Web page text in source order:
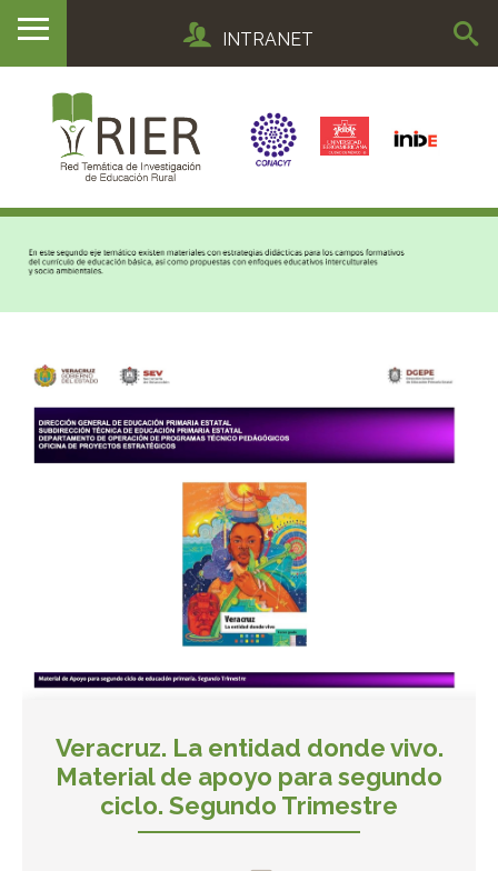
INTRANET
Veracruz. La entidad donde vivo.
Material de apoyo para segundo
ciclo. Segundo Trimestre